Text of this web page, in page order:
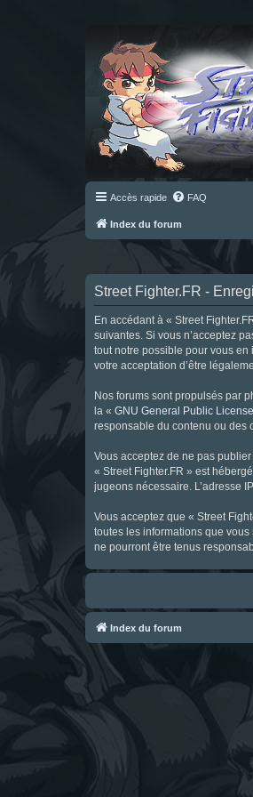
Accès rapide FAQ
Index du forum
Street Fighter.FR -
En accédant à « Street
suivantes. Si vous n’acceptez
tout notre possible pour vous
votre acceptation d’être
Nos forums sont propulsés par
la « GNU General Public
responsable du contenu ou des
Vous acceptez de ne pas
« Street Fighter.FR » est
jugeons nécessaire. L’adresse
Vous acceptez que « Street
toutes les informations que
ne pourront être tenus
Index du forum